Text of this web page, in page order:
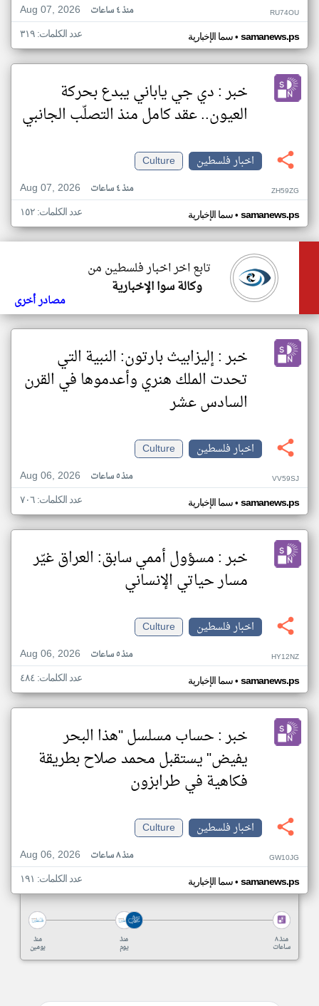
Aug 07, 2026
منذ ٤ ساعات RU74OU
سما الإخبارية• samanews.ps عدد الكلمات: ٣١٩
خبر : دي جي ياباني يبدع بحركة
العيون.. عقد كامل منذ التصلّب الجانبي
اخبار فلسطين
Culture
Aug 07, 2026
منذ ٤ ساعات ZH59ZG
سما الإخبارية• samanews.ps عدد الكلمات: ١٥٢
تابع اخر اخبار فلسطين من
وكالة سوا الإخبارية
مصادر أخرى
خبر : إليزابيث بارتون: النبية التي
تحدت الملك هنري وأعدموها في القرن
السادس عشر
اخبار فلسطين
Culture
Aug 06, 2026
منذ ٥ ساعات VV59SJ
سما الإخبارية• samanews.ps عدد الكلمات: ٧٠٦
خبر : مسؤول أممي سابق: العراق غيّر
مسار حياتي الإنساني
اخبار فلسطين
Culture
Aug 06, 2026
منذ ٥ ساعات HY12NZ
سما الإخبارية• samanews.ps عدد الكلمات: ٤٨٤
خبر : حساب مسلسل "هذا البحر
يفيض" يستقبل محمد صلاح بطريقة
فكاهية في طرابزون
اخبار فلسطين
Culture
Aug 06, 2026
منذ ٨ ساعات GW10JG
سما الإخبارية• samanews.ps عدد الكلمات: ١٩١
منذ
يومين
منذ
يوم
منذ ٨
ساعات